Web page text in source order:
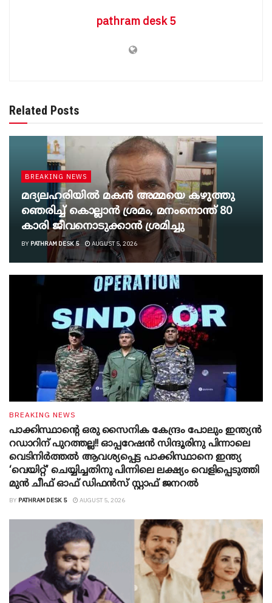
pathram desk 5
Related Posts
BREAKING NEWS
മദ്യലഹരിയിൽ മകൻ അമ്മയെ കഴുത്തു
ഞെരിച്ച് കൊല്ലാൻ ശ്രമം, മനംനൊന്ത് 80
കാരി ജീവനൊടുക്കാൻ ശ്രമിച്ചു
BY PATHRAM DESK 5 AUGUST 5, 2026
BREAKING NEWS
പാക്കിസ്ഥാന്റെ ഒരു സൈനിക കേന്ദ്രം പോലും ഇന്ത്യൻ
റഡാറിന് പുറത്തല്ല!! ഓപ്പറേഷൻ സിന്ദൂരിനു പിന്നാലെ
വെടിനിർത്തൽ ആവശ്യപ്പെട്ട പാക്കിസ്ഥാനെ ഇന്ത്യ
‘വെയിറ്റ്’ ചെയ്യിച്ചതിനു പിന്നിലെ ലക്ഷ്യം വെളിപ്പെടുത്തി
മുൻ ചീഫ് ഓഫ് ഡിഫൻസ് സ്റ്റാഫ് ജനറൽ
BY PATHRAM DESK 5 AUGUST 5, 2026